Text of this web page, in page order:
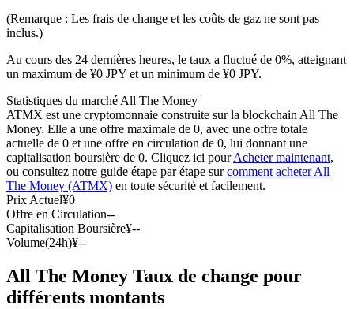
Futures USDC
Futures utilisant l'USDC comme garantie
(Remarque : Les frais de change et les coûts de gaz ne sont pas
inclus.)
Au cours des 24 dernières heures, le taux a fluctué de 0%, atteignant
un maximum de ¥0 JPY et un minimum de ¥0 JPY.
Statistiques du marché All The Money
ATMX est une cryptomonnaie construite sur la blockchain All The
Money. Elle a une offre maximale de 0, avec une offre totale
actuelle de 0 et une offre en circulation de 0, lui donnant une
capitalisation boursière de 0. Cliquez ici pourAcheter maintenant,
ou consultez notre guide étape par étape surcomment acheter All
The Money (ATMX) en toute sécurité et facilement.
Prix Actuel¥0
Offre en Circulation--
Capitalisation Boursière¥--
Volume(24h)¥--
All The Money Taux de change pour
différents montants